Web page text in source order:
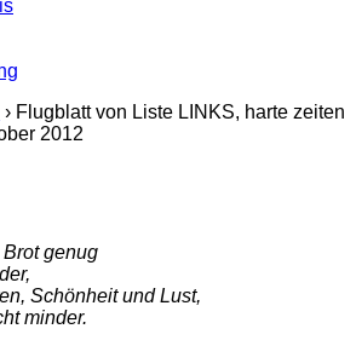
› Flugblatt von Liste LINKS, harte zeiten
2012
genug
Schönheit und Lust,
minder.